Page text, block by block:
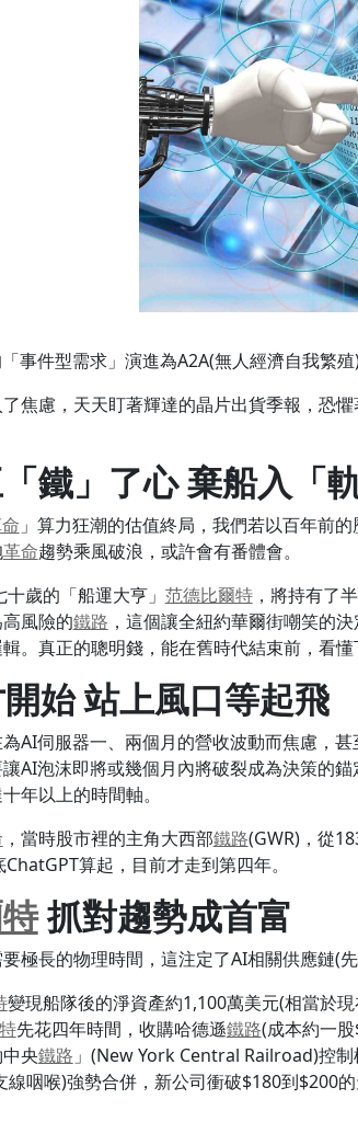
事件型需求」演進為A2A(無人經濟自我繁
焦慮，天天盯著輝達的晶片出貨季報，恐
鐵」了心 棄船入「軌
」算力狂潮的估值終局，我們若以百年前
革命趨勢乘風破浪，或許會有番體會。
歲的「船運大亨」 范德比爾特，將持有了
風險的鐵路 ，這個讓全紐約華爾街嘲笑的
。真正的聰明錢，能在舊時代結束前，看懂
始 站上風口等起飛
AI伺服器一、兩個月的營收波動而焦慮，
AI泡沫即將或幾個月內將破裂成為決策的
年以上的時間軸。
，當時股市裡的主角大西部鐵路(GWR)，從
算起，目前才走到第四年。
抓對趨勢成首富
極長的物理時間，這注定了AI相關供應鏈(
變現船隊後的淨資產約1,100萬美元(相當於
先花四年時間，收購哈德遜鐵路(成本約一
央鐵路 」(New York Central Railroad)控
線咽喉)強勢合併，新公司衝破$180到$200